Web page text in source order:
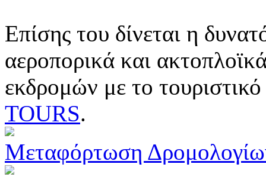
Επίσης του δίνεται η
αεροπορικά και
εκδρομών με το
TOURS.
Μεταφόρτωση